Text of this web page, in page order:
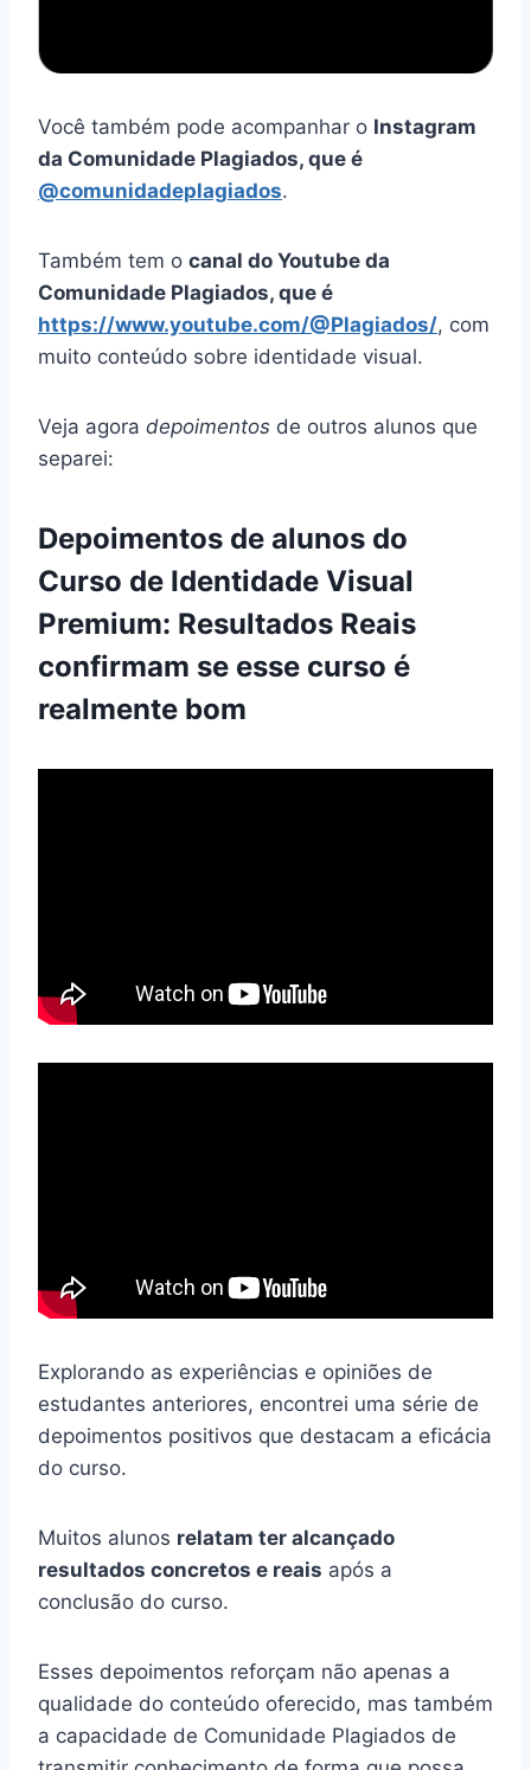
Você também pode acompanhar o Instagram
da Comunidade Plagiados, que é
@comunidadeplagiados.
Também tem o canal do Youtube da
Comunidade Plagiados, que é
https://www.youtube.com/@Plagiados/, com
muito conteúdo sobre identidade visual.
Veja agora depoimentos de outros alunos que
separei:
Depoimentos de alunos do
Curso de Identidade Visual
Premium: Resultados Reais
confirmam se esse curso é
realmente bom
Explorando as experiências e opiniões de
estudantes anteriores, encontrei uma série de
depoimentos positivos que destacam a eficácia
do curso.
Muitos alunos relatam ter alcançado
resultados concretos e reais após a
conclusão do curso.
Esses depoimentos reforçam não apenas a
qualidade do conteúdo oferecido, mas também
a capacidade de Comunidade Plagiados de